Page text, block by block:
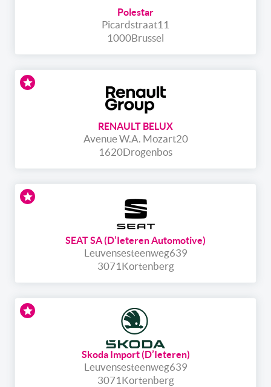
Polestar
Picardstraat11
1000Brussel
RENAULT BELUX
Avenue W.A. Mozart20
1620Drogenbos
SEAT SA (D’Ieteren Automotive)
Leuvensesteenweg639
3071 Kortenberg
Skoda Import (D’Ieteren)
Leuvensesteenweg639
3071 Kortenberg